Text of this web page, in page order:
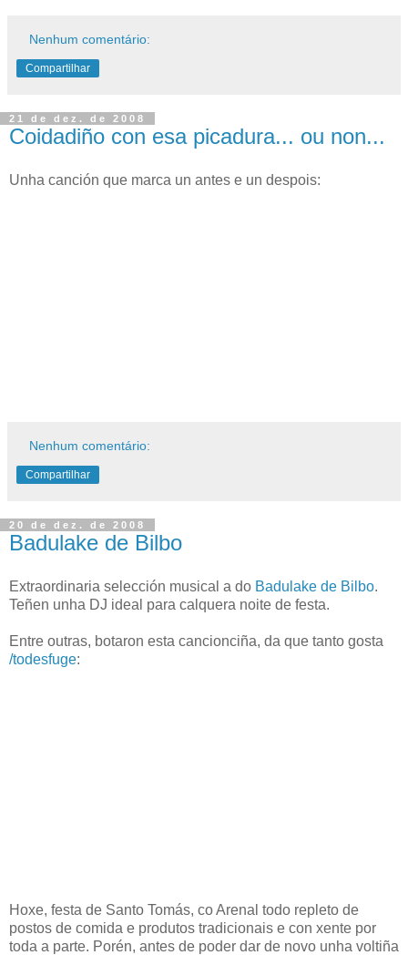
Nenhum comentário:
Compartilhar
21 de dez. de 2008
Coidadiño con esa picadura... ou non...
Unha canción que marca un antes e un despois:
Nenhum comentário:
Compartilhar
20 de dez. de 2008
Badulake de Bilbo
Extraordinaria selección musical a do Badulake de Bilbo.
Teñen unha DJ ideal para calquera noite de festa.
Entre outras, botaron esta cancionciña, da que tanto gosta
/todesfuge:
Hoxe, festa de Santo Tomás, co Arenal todo repleto de
postos de comida e produtos tradicionais e con xente por
toda a parte. Porén, antes de poder dar de novo unha voltiña